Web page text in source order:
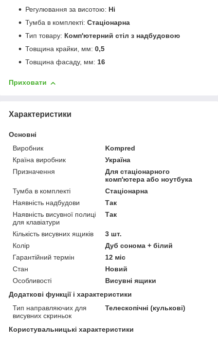
Регулювання за висотою: Ні
Тумба в комплекті: Стаціонарна
Тип товару: Комп'ютерний стіл з надбудовою
Товщина крайки, мм: 0,5
Товщина фасаду, мм: 16
Приховати
Характеристики
Основні
Виробник
Kompred
Країна виробник
Україна
Призначення
Для стаціонарного
комп'ютера або ноутбука
Тумба в комплекті
Стаціонарна
Наявність надбудови
Так
Наявність висувної полиці
для клавіатури
Так
Кількість висувних ящиків
3 шт.
Колір
Дуб сонома + білий
Гарантійний термін
12 міс
Стан
Новий
Особливості
Висувні ящики
Додаткові функції і характеристики
Тип направляючих для
висувних скриньок
Телескопічні (кулькові)
Користувальницькі характеристики